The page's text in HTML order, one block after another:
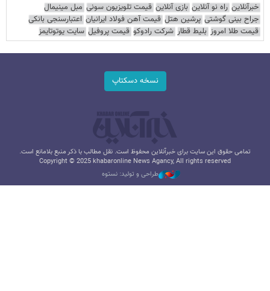
خبرآنلاین راه نو آنلاین بازی آنلاین قیمت تلویزیون سونی مبل مینیمال
جراح بینی گوشتی پرشین هتل قیمت آهن فولاد ایرانیان اعتبارسنجی بانکی
قیمت طلا امروز بلیط قطار شرکت رادوکو قیمت پروفیل سایت یوتوتایمز
نسخه دسکتاپ
تمامی حقوق این سایت برای خبرآنلاین محفوظ است. نقل مطالب با ذکر منبع بلامانع است.
Copyright © 2025 khabaronline News Agancy, All rights reserved
طراحی و تولید: نستوه